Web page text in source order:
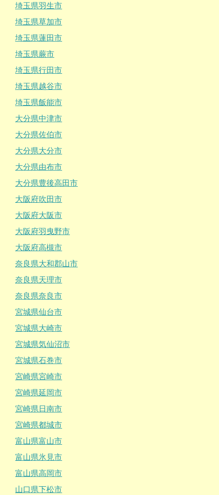
埼玉県羽生市
埼玉県草加市
埼玉県蓮田市
埼玉県蕨市
埼玉県行田市
埼玉県越谷市
埼玉県飯能市
大分県中津市
大分県佐伯市
大分県大分市
大分県由布市
大分県豊後高田市
大阪府吹田市
大阪府大阪市
大阪府羽曳野市
大阪府高槻市
奈良県大和郡山市
奈良県天理市
奈良県奈良市
宮城県仙台市
宮城県大崎市
宮城県気仙沼市
宮城県石巻市
宮崎県宮崎市
宮崎県延岡市
宮崎県日南市
宮崎県都城市
富山県富山市
富山県氷見市
富山県高岡市
山口県下松市